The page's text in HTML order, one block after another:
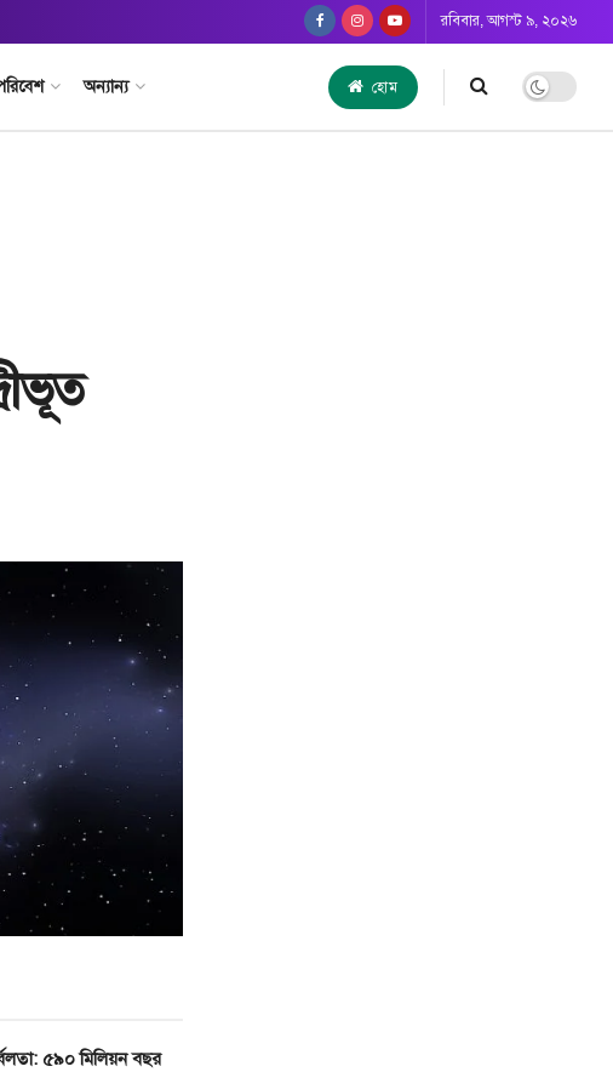
রবিবার, আগস্ট ৯, ২০২৬
অন্যান্য হোম
৫৯০ মিলিয়ন বছর